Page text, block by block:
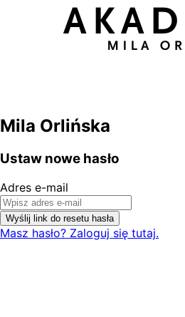
Mila Orlińska
Ustaw nowe hasło
Adres e-mail
Wyślij link do resetu hasła
Masz hasło? Zaloguj się tutaj.